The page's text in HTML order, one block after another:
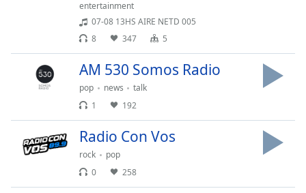
Size
entertainment
07-08 13HS AIRE NETD 005
8
347 5
AM 530 Somos Radio
pop news
talk
1
192
Radio Con Vos
rock
pop
0
258